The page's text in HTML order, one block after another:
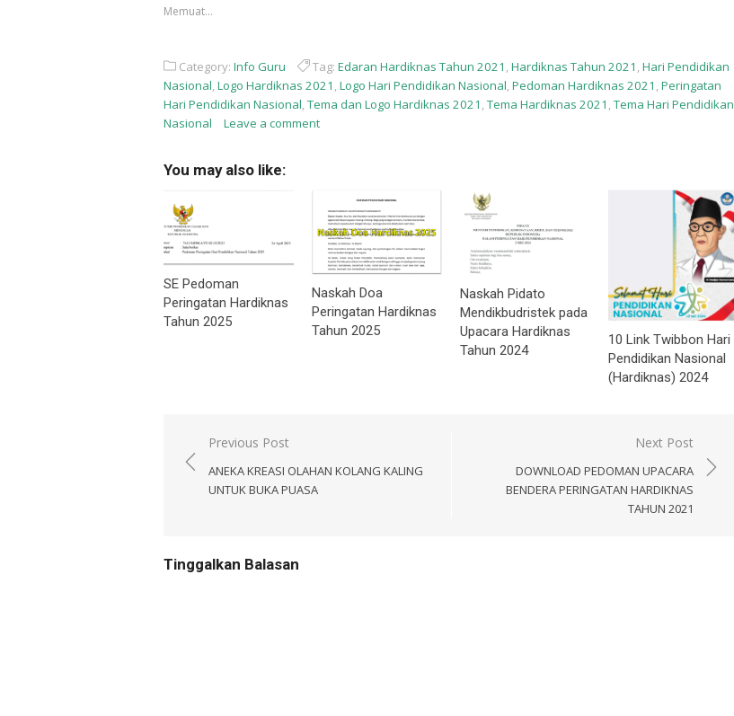
baru)
Memuat...
Category: Info Guru Tag:Edaran Hardiknas Tahun 2021 ,Hardiknas Tahun 2021 ,Hari Pendidikan
Nasional,Logo Hardiknas 2021 ,Logo Hari Pendidikan Nasional,Pedoman Hardiknas 2021 ,Peringatan
Hari Pendidikan Nasional,Tema dan Logo Hardiknas 2021 ,Tema Hardiknas 2021 ,Tema Hari Pendidikan
Nasional
Leave a comment
You may also like:
SE Pedoman
Peringatan Hardiknas
Tahun 2025
Naskah Doa
Peringatan Hardiknas
Tahun 2025
Naskah Pidato
Mendikbudristek pada
Upacara Hardiknas
Tahun 2024
10 Link Twibbon Hari
Pendidikan Nasional
(Hardiknas) 2024
Navigasi
pos
Previous Post
ANEKA KREASI OLAHAN KOLANG KALING
UNTUK BUKA PUASA
Next Post
DOWNLOAD PEDOMAN UPACARA
BENDERA PERINGATAN HARDIKNAS
TAHUN 2021
Tinggalkan Balasan